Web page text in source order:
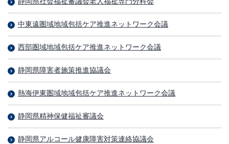
中東遠圏域地域包括ケア推進ネットワーク会議
西部圏域地域包括ケア推進ネットワーク会議
静岡県障害者施策推進協議会
熱海伊東圏域地域包括ケア推進ネットワーク会議
静岡県精神保健福祉審議会
静岡県アルコール健康障害対策連絡協議会